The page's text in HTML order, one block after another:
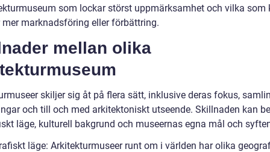
som lockar störst uppmärksamhet och vilka som
mer marknadsföring eller förbättring.
mellan olika
skiljer sig åt på flera sätt, inklusive deras fokus,
och till och med arkitektoniskt utseende. Skillnaden kan
läge, kulturell bakgrund och museernas egna mål och
läge: Arkitekturmuseer runt om i världen har olika